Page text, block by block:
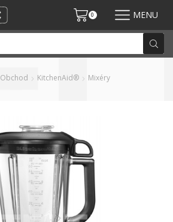
0 MENU
Obchod KitchenAid® Mixéry